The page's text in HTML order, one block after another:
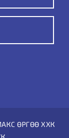
ӨРГӨӨ ХХК